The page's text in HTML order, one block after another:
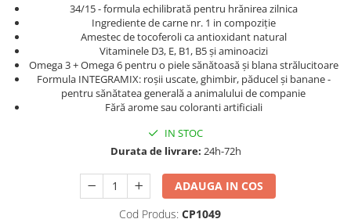
34/15 - formula echilibrată pentru hrănirea zilnica
Ingrediente de carne nr. 1 in compoziție
Amestec de tocoferoli ca antioxidant natural
Vitaminele D3, E, B1, B5 și aminoacizi
Omega 3 + Omega 6 pentru o piele sănătoasă și blana strălucitoare
Formula INTEGRAMIX: roșii uscate, ghimbir, păducel și banane -
pentru sănătatea generală a animalului de companie
Fără arome sau coloranti artificiali
IN STOC
Durata de livrare: 24h-72h
ADAUGA IN COS
Cod Produs: CP1049